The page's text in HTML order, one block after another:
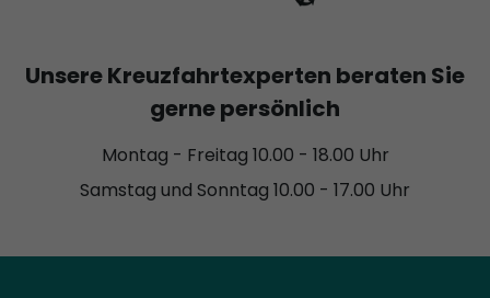
Unsere Kreuzfahrtexperten beraten Sie
gerne persönlich
Montag - Freitag 10.00 - 18.00 Uhr
Samstag und Sonntag 10.00 - 17.00 Uhr